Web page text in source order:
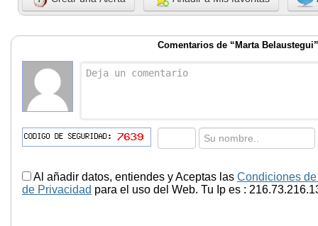
Comentarios de “Marta Belaustegui”
Al añadir datos, entiendes y Aceptas las Condiciones
de Privacidad para el uso del Web. Tu Ip es :